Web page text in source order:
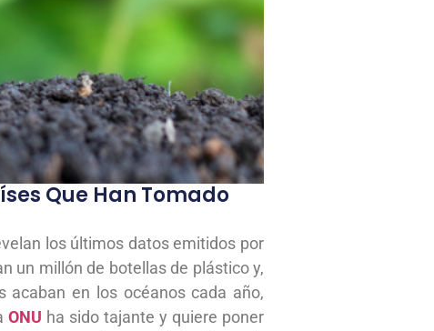
Que Han Tomado
los últimos datos emitidos por
un millón de botellas de plástico y,
acaban en los océanos cada año,
ONU ha sido tajante y quiere poner